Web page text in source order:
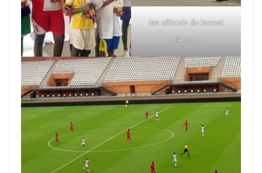
les officiels du tournoi
d'Abobo